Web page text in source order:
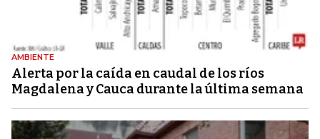
AMBIENTE
Alerta por la caída en caudal de los ríos
Magdalena y Cauca durante la última semana